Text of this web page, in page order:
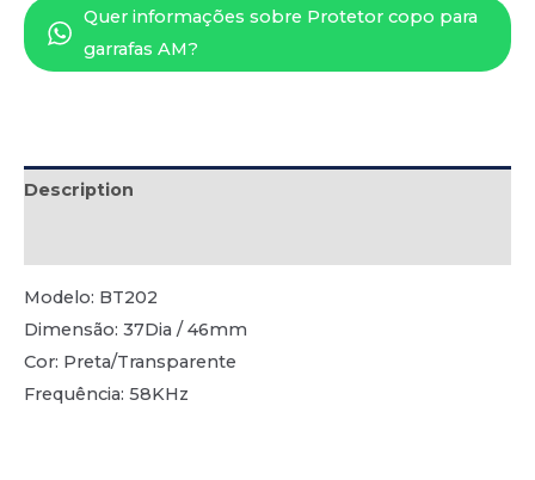
Quer informações sobre Protetor copo para
garrafas AM?
Description
Modelo: BT202
Dimensão: 37Dia / 46mm
Cor: Preta/Transparente
Frequência: 58KHz